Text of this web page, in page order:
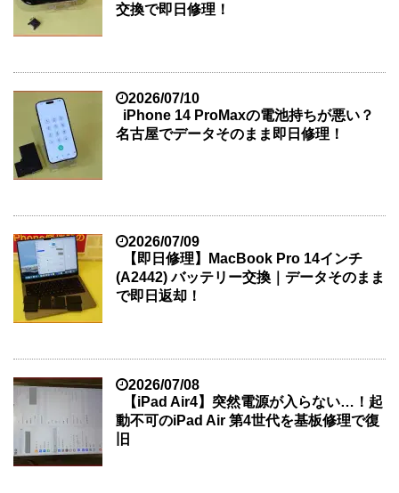
交換で即日修理！
2026/07/10
iPhone 14 ProMaxの電池持ちが悪い？
名古屋でデータそのまま即日修理！
2026/07/09
【即日修理】MacBook Pro 14インチ
(A2442) バッテリー交換｜データそのまま
で即日返却！
2026/07/08
【iPad Air4】突然電源が入らない…！起
動不可のiPad Air 第4世代を基板修理で復
旧